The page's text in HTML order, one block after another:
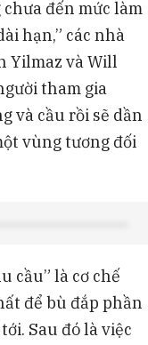
đến mức làm
hạn,” các nhà
Yilmaz và Will
tham gia
và cầu rồi sẽ dần
vùng tương đối
cầu” là cơ chế
để bù đắp phần
Sau đó là việc